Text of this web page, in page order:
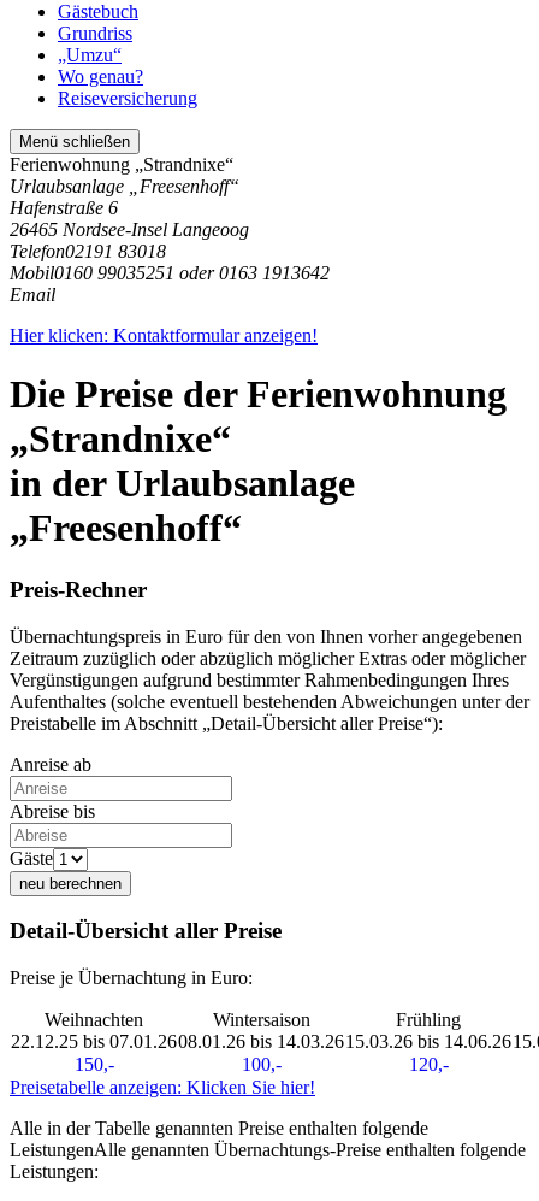
Gästebuch
Grundriss
„Umzu“
Wo genau?
Reiseversicherung
Menü schließen
Ferienwohnung „Strandnixe“
Urlaubsanlage „Freesenhoff“
Hafenstraße 6
26465 Nordsee-Insel Langeoog
Telefon02191 83018
Mobil0160 99035251 oder 0163 1913642
Email
Hier klicken: Kontaktformular anzeigen!
Die Preise der Ferienwohnung
„Strandnixe“
in der Urlaubsanlage
„Freesenhoff“
Preis-Rechner
Übernachtungspreis in Euro für den von Ihnen vorher angegebenen
Zeitraum zuzüglich oder abzüglich möglicher Extras oder möglicher
Vergünstigungen aufgrund bestimmter Rahmenbedingungen Ihres
Aufenthaltes (solche eventuell bestehenden Abweichungen unter der
Preistabelle im Abschnitt „Detail-Übersicht aller Preise“):
Anreise ab
Abreise bis
Gäste
neu berechnen
Detail-Übersicht aller Preise
Preise je Übernachtung in Euro:
Weihnachten
22.12.25 bis 07.01.26
Wintersaison
08.01.26 bis 14.03.26
Frühling
15.03.26 bis 14.06.26
150,-
100,-
120,-
Preisetabelle anzeigen: Klicken Sie hier!
Alle in der Tabelle genannten Preise enthalten folgende
LeistungenAlle genannten Übernachtungs-Preise enthalten folgende
Leistungen: